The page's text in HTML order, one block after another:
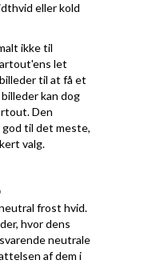
eller kold
ikke til
let
til at få et
kan dog
Den
til det meste,
valg.
frost hvid.
hvor dens
neutrale
af dem i